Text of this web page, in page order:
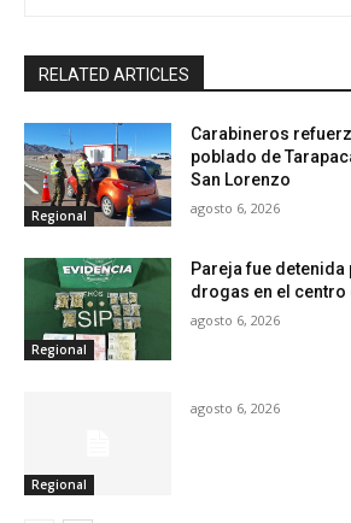
RELATED ARTICLES
Regional
Carabineros
poblado de
San Lorenzo
agosto 6, 2026
Regional
Pareja fue
drogas en el centro
agosto 6, 2026
Regional
agosto 6, 2026